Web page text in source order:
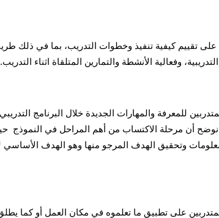
وفعالية الأنشطة والتمارين المتلقاة اثناء التدريب.